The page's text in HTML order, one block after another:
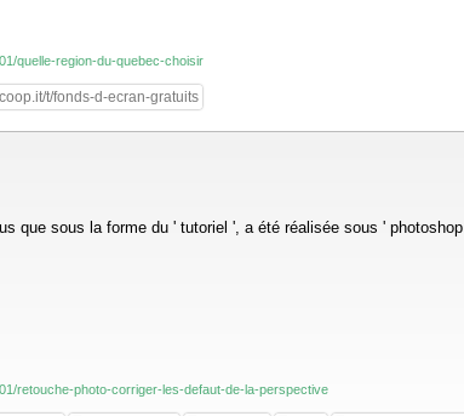
quelle-region-du-quebec-choisir
t/fonds-d-ecran-gratuits
que sous la forme du ' tutoriel ', a été réalisée sous ' photoshop
retouche-photo-corriger-les-defaut-de-la-perspective